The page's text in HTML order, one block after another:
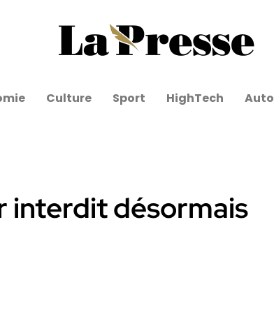
Culture Sport HighTech Auto
interdit désormais